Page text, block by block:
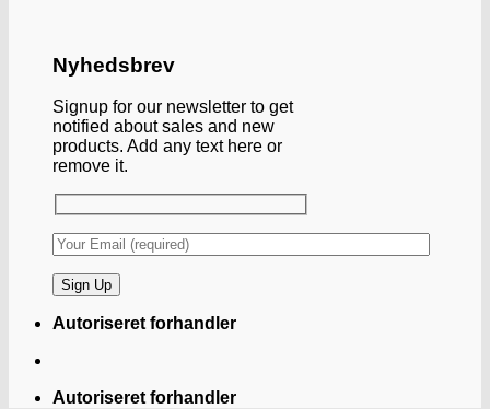
Nyhedsbrev
Signup for our newsletter to get
notified about sales and new
products. Add any text here or
remove it.
Autoriseret forhandler
Autoriseret forhandler